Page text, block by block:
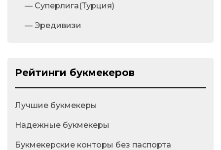
— Суперлига(Турция)
— Эредивизи
Рейтинги букмекеров
Лучшие букмекеры
Надежные букмекеры
Букмекерские конторы без паспорта